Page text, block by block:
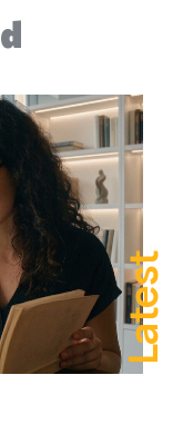
Latest